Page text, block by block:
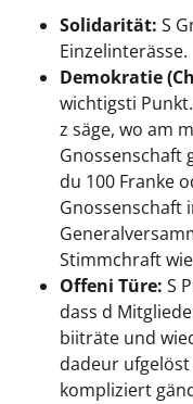
Solidarität: S
Einzelinterässe.
Demokratie
wichtigsti
z säge, wo am
Gnossenschaft
du 100 Franke
Gnossenschaft
Stimmchraft
Offeni Türe: S
dass d
biiträte und
dadeur
kompliziert